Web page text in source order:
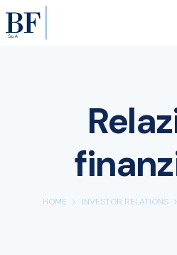
HOME INVESTOR RELATIONS